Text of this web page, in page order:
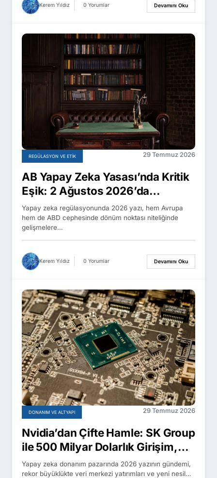
Kerem Yıldız 0 Yorumlar Devamını Oku
REGÜLASYON VE ETIK 29 Temmuz 2026
AB Yapay Zeka Yasası’nda Kritik
Eşik: 2 Ağustos 2026’da
Yaptırımlar Başlıyor, Anthropic’in
1,5 Milyar Dolarlık Uzlaşması
Onaylandı
Yapay zeka regülasyonunda 2026 yazı, hem Avrupa
hem de ABD cephesinde dönüm noktası niteliğinde
gelişmelere…
Kerem Yıldız 0 Yorumlar Devamını Oku
DONANIM VE ALTYAPI 29 Temmuz 2026
Nvidia’dan Çifte Hamle: SK Group
ile 500 Milyar Dolarlık Girişim,
Vera Rubin Çipleri Tam Üretimde
Yapay zeka donanım pazarında 2026 yazının gündemi,
rekor büyüklükte veri merkezi yatırımları ve yeni nesil…